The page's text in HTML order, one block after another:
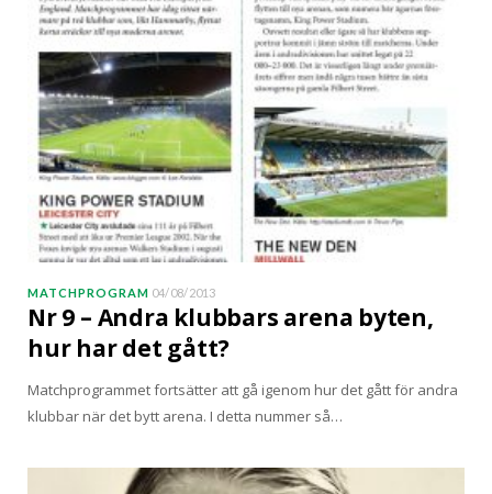
MATCHPROGRAM 04/08/2013
Nr 9 – Andra klubbars arena byten,
hur har det gått?
Matchprogrammet fortsätter att gå igenom hur det gått för andra
klubbar när det bytt arena. I detta nummer så…